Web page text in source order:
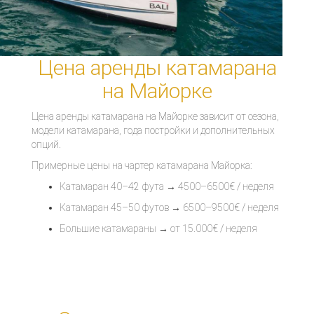
Цена аренды катамарана
на Майорке
Цена аренды катамарана на Майорке зависит от сезона,
модели катамарана, года постройки и дополнительных
опций.
Примерные цены на чартер катамарана Майорка:
Катамаран 40–42 фута → 4500–6500€ / неделя
Катамаран 45–50 футов → 6500–9500€ / неделя
Большие катамараны → от 15.000€ / неделя